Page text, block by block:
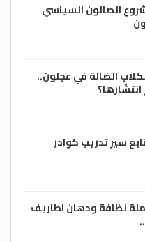
الصالون السياسي
الضالة في عجلون..
سير تدريب كوادر
نظافة ودهان اطاريف